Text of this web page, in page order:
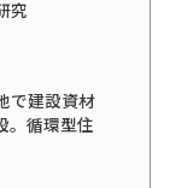
究
で建設資材
。循環型住